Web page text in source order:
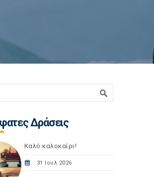
Δράσεις
Καλό καλοκαίρι!
31 Ιουλ 2026